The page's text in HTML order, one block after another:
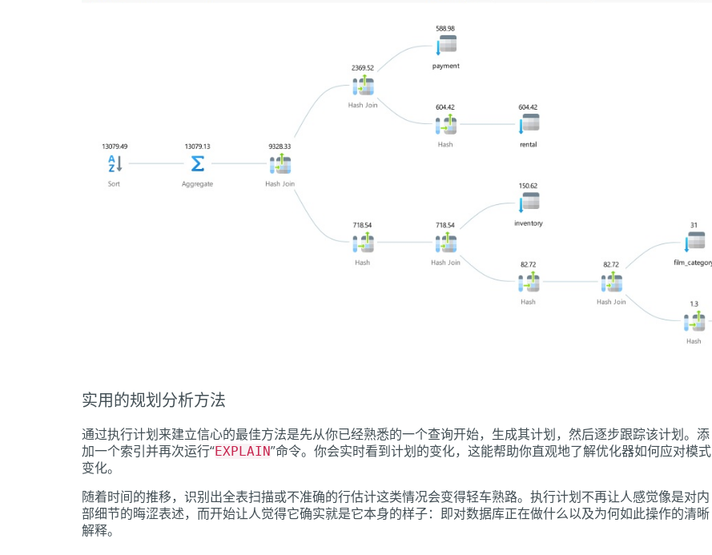
实用的规划分析方法
通过执行计划来建立信心的最佳方法是先从你已经熟悉的一个查询开始，生成其计划，然后逐步跟踪该计划。添
加一个索引并再次运行“EXPLAIN”命令。你会实时看到计划的变化，这能帮助你直观地了解优化器如何应对模式
变化。
随着时间的推移，识别出全表扫描或不准确的行估计这类情况会变得轻车熟路。执行计划不再让人感觉像是对内
部细节的晦涩表述，而开始让人觉得它确实就是它本身的样子：即对数据库正在做什么以及为何如此操作的清晰
解释。